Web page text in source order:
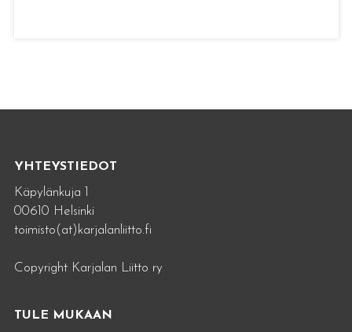
YHTEYSTIEDOT
Käpylänkuja 1
00610 Helsinki
toimisto(at)karjalanliitto.fi
Copyright Karjalan Liitto ry
TULE MUKAAN